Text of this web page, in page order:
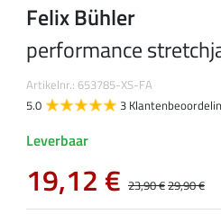
Felix Bühler
performance
Artikelnr.: 653785-XS-FA
5.0
3
Leverbaar
19,12 € 23,90 €29,90 €